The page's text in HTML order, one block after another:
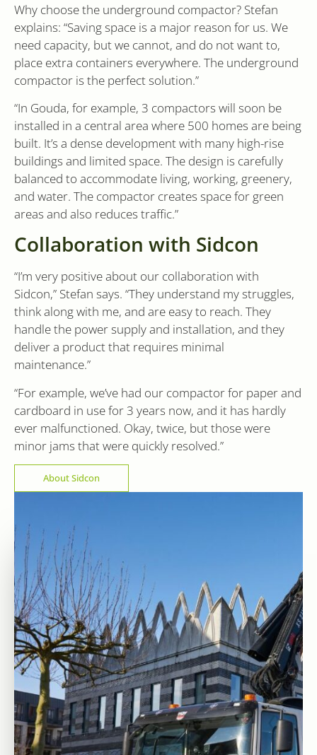
Why choose the underground compactor? Stefan
explains: “Saving space is a major reason for us. We
need capacity, but we cannot, and do not want to,
place extra containers everywhere. The underground
compactor is the perfect solution.”
“In Gouda, for example, 3 compactors will soon be
installed in a central area where 500 homes are being
built. It’s a dense development with many high-rise
buildings and limited space. The design is carefully
balanced to accommodate living, working, greenery,
and water. The compactor creates space for green
areas and also reduces traffic.”
Collaboration with Sidcon
“I’m very positive about our collaboration with
Sidcon,” Stefan says. “They understand my struggles,
think along with me, and are easy to reach. They
handle the power supply and installation, and they
deliver a product that requires minimal
maintenance.”
“For example, we’ve had our compactor for paper and
cardboard in use for 3 years now, and it has hardly
ever malfunctioned. Okay, twice, but those were
minor jams that were quickly resolved.”
About Sidcon
.sidcon.nl
Google Universal
Analytics - wat een
belangrijke update
is van de meer
algemeen
analyseservice van
Google. Deze
unieke gebruikers
te onderscheiden
door een
willekeurig
gegenereerd
nummer toe te
wijzen als klant-ID.
in elk
paginaverzoek op
een site en wordt
campagnegegevens
te berekenen voor
analyserapporten
van de site.
_gid
Google
LLC
.sidcon.nl
1 day
Deze cookie wordt
geplaatst door
Google Analytics.
Het slaat een
paginaweergaven
te tellen en bij te
houden.
test_cookie
.doubleclick.net
15
minutes
Deze
geplaatst
(eigendom
Google)
of de
VISITOR_INFO1_LIVE
Google LLC
.youtube.com
6 months
Deze
ingesteld
bij te
YouTube-
sites zijn
het kan
of de
de nieuwe
YSC
Google LLC
Session
te houden.
bcookie
Microsoft
Corporation
1 year
MSN 1st
voor het